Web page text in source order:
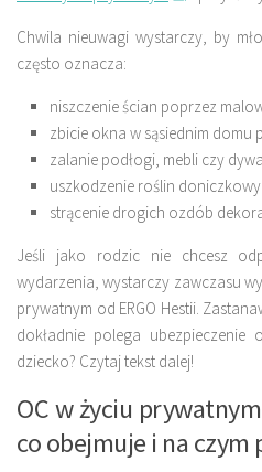
Chwila nieuwagi wystarczy, by
często oznacza:
niszczenie ścian poprzez
zbicie okna w sąsiednim domu
zalanie podłogi, mebli czy
uszkodzenie roślin
strącenie drogich ozdób
Jeśli jako rodzic nie chcesz
wydarzenia, wystarczy zawczasu
prywatnym od ERGO Hestii.
dokładnie polega
dziecko? Czytaj tekst dalej!
OC w życiu
co obejmuje i na czym